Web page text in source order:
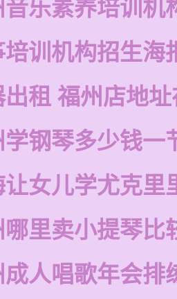
乐素养培训机
培训机构招生海
出租 福州店地
钢琴多少钱一
让女儿学尤克里
里卖小提琴比
人唱歌年会排